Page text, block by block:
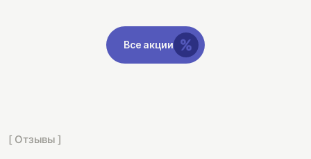
Все акции
[ Отзывы ]